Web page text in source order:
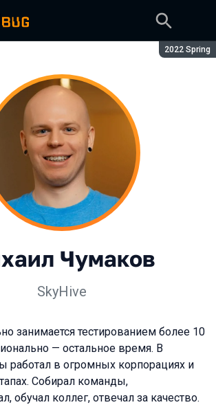
Сезон:
2022 Spring
Чумаков
SkyHive
занимается тестированием более 10
— остальное время. В
работал в огромных корпорациях и
Собирал команды,
обучал коллег, отвечал за качество.